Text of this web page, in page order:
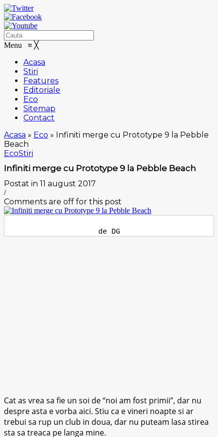
Menu ≡ ╳
Acasa
Stiri
Features
Editoriale
Eco
Sitemap
Contact
Acasa » Eco » Infiniti merge cu Prototype 9 la Pebble
Beach
EcoStiri
Infiniti merge cu Prototype 9 la Pebble Beach
Postat in 11 august 2017
/
Comments are off for this post
de DG
Cat as vrea sa fie un soi de “noi am fost primii”, dar nu
despre asta e vorba aici. Stiu ca e vineri noapte si ar
trebui sa rup un club in doua, dar nu puteam lasa stirea
sta sa treaca pe langa mine.